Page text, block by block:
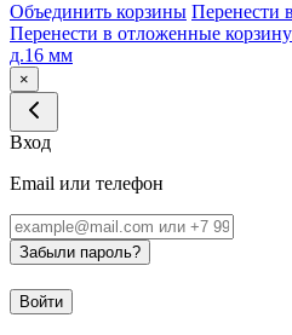
Объединить корзины Перенести
Перенести в отложенные корзину
д.16 мм
×
Вход
Email или телефон
Забыли пароль?
Войти